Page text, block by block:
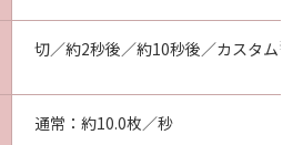
切／約2秒後／約10秒後／カスタム※1
通常：約10.0枚／秒